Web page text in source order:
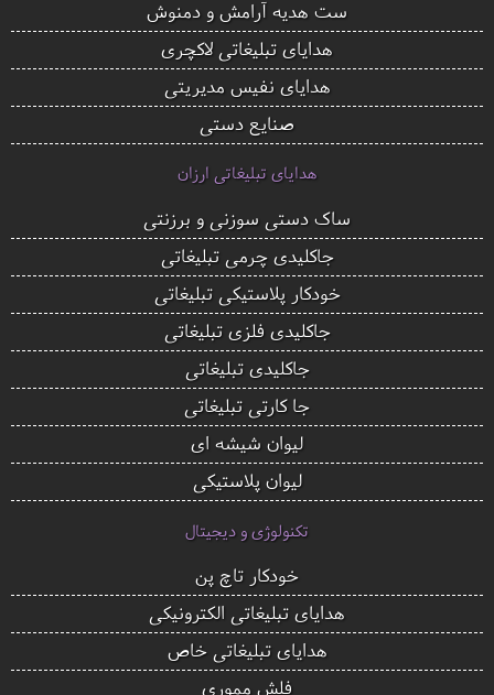
ست هدیه آرامش و دمنوش
هدایای تبلیغاتی لاکچری
هدایای نفیس مدیریتی
صنایع دستی
هدایای تبلیغاتی ارزان
ساک دستی سوزنی و برزنتی
جاکلیدی چرمی تبلیغاتی
خودکار پلاستیکی تبلیغاتی
جاکلیدی فلزی تبلیغاتی
جاکلیدی تبلیغاتی
جا کارتی تبلیغاتی
لیوان شیشه ای
لیوان پلاستیکی
تکنولوژی و دیجیتال
خودکار تاچ پن
هدایای تبلیغاتی الکترونیکی
هدایای تبلیغاتی خاص
فلش مموری